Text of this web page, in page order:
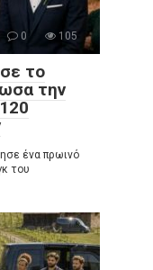
0 105
το
την
ένα πρωινό
του